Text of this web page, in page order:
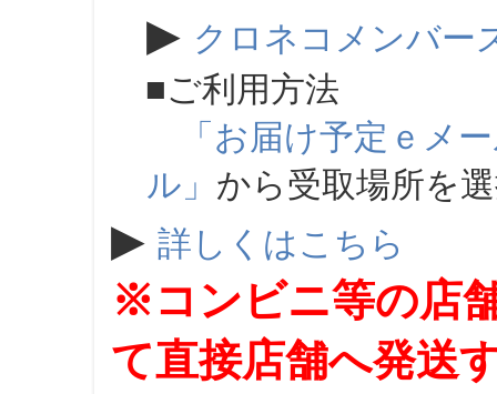
▶ クロネコメンバー
■ご利用方法
「お届け予定ｅメ
ル」 から受取場所を
▶ 詳しくはこちら
※コンビニ等の店
て直接店舗へ発送